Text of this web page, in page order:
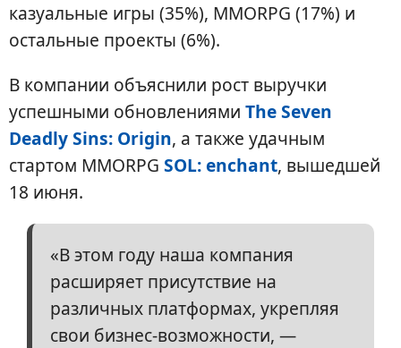
казуальные игры (35%), MMORPG (17%) и
остальные проекты (6%).
В компании объяснили рост выручки
успешными обновлениями The Seven
Deadly Sins: Origin, а также удачным
стартом MMORPG SOL: enchant, вышедшей
18 июня.
«В этом году наша компания
расширяет присутствие на
различных платформах, укрепляя
свои бизнес-возможности, —